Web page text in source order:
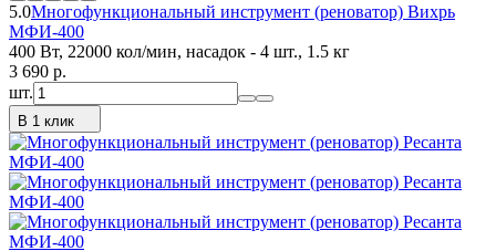
5.0Многофункциональный инструмент (реноватор) Вихрь
МФИ-400
400 Вт, 22000 кол/мин, насадок - 4 шт., 1.5 кг
3 690 p.
шт.
В 1 клик